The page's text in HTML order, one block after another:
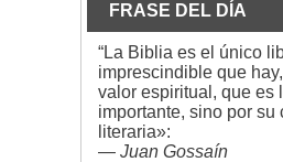
FRASE DEL DÍA
“La Biblia es el único
imprescindible que
valor espiritual, que es
importante, sino por su
literaria»:
— Juan Gossaín